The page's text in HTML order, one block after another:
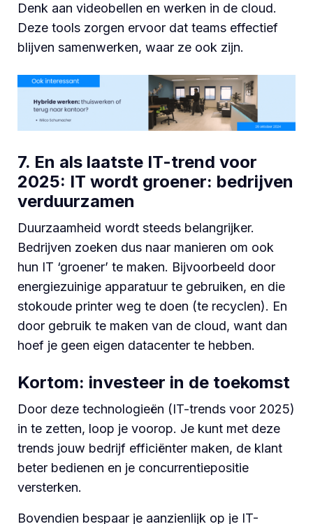
Denk aan videobellen en werken in de cloud.
Deze tools zorgen ervoor dat teams effectief
blijven samenwerken, waar ze ook zijn.
7. En als laatste IT-trend voor
2025: IT wordt groener: bedrijven
verduurzamen
Duurzaamheid wordt steeds belangrijker.
Bedrijven zoeken dus naar manieren om ook
hun IT ‘groener’ te maken. Bijvoorbeeld door
energiezuinige apparatuur te gebruiken, en die
stokoude printer weg te doen (te recyclen). En
door gebruik te maken van de cloud, want dan
hoef je geen eigen datacenter te hebben.
Kortom: investeer in de toekomst
Door deze technologieën (IT-trends voor 2025)
in te zetten, loop je voorop. Je kunt met deze
trends jouw bedrijf efficiënter maken, de klant
beter bedienen en je concurrentiepositie
versterken.
Bovendien bespaar je aanzienlijk op je IT-